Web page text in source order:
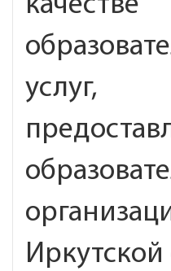
услуг,
Иркутской